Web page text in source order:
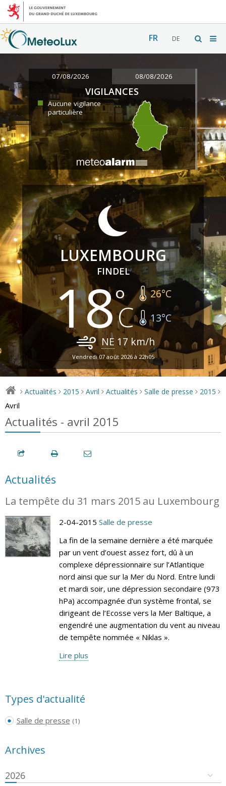
FR DE
07/08/2026 08/08/2026
VIGILANCES
Aucune vigilance
particulière
LUXEMBOURG
FINDEL
18 26°C
13°C
NE 17 km/h
Vendredi 07 août 2026 à 22h05
> Actualités > 2015 > Avril > Actualités > Salle de presse > 2015 >
Avril
Actualités - avril 2015
Actualités
La tempête du 31 mars 2015 au Luxembourg
2-04-2015 Salle de presse
La fin de la semaine dernière a été marquée
par un vent d’ouest assez fort, dû à un
complexe dépressionnaire sur l’Atlantique
nord ainsi que sur la Mer du Nord. Entre lundi
et mardi soir, une dépression secondaire (973
hPa) accompagnée d’un système frontal, se
dirigeant de l’Ecosse vers la Mer Baltique, a
engendré une augmentation du vent au niveau
de tempête nommée « Niklas ».
Lire plus
Types d'actualité
Salle de presse (1)
Archives
2026